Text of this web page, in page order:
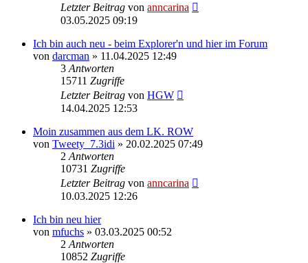
Letzter Beitrag von anncarina
03.05.2025 09:19
Ich bin auch neu - beim Explorer'n und hier im Forum
von darcman » 11.04.2025 12:49
3 Antworten
15711 Zugriffe
Letzter Beitrag von HGW
14.04.2025 12:53
Moin zusammen aus dem LK. ROW
von Tweety_7.3idi » 20.02.2025 07:49
2 Antworten
10731 Zugriffe
Letzter Beitrag von anncarina
10.03.2025 12:26
Ich bin neu hier
von mfuchs » 03.03.2025 00:52
2 Antworten
10852 Zugriffe